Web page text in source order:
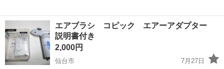
エアブラシ コピック エアーアダプター
説明書付き
2,000円
仙台市
7月27日